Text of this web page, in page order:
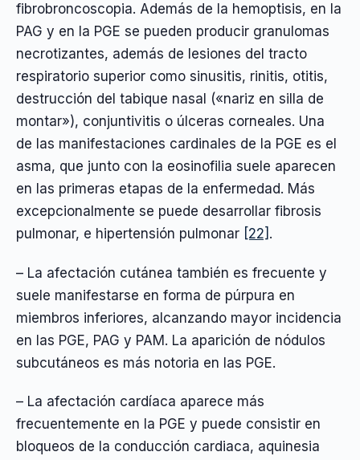
fibrobroncoscopia. Además de la hemoptisis, en la
PAG y en la PGE se pueden producir granulomas
necrotizantes, además de lesiones del tracto
respiratorio superior como sinusitis, rinitis, otitis,
destrucción del tabique nasal («nariz en silla de
montar»), conjuntivitis o úlceras corneales. Una
de las manifestaciones cardinales de la PGE es el
asma, que junto con la eosinofilia suele aparecen
en las primeras etapas de la enfermedad. Más
excepcionalmente se puede desarrollar fibrosis
pulmonar, e hipertensión pulmonar [22] .
– La afectación cutánea también es frecuente y
suele manifestarse en forma de púrpura en
miembros inferiores, alcanzando mayor incidencia
en las PGE, PAG y PAM. La aparición de nódulos
subcutáneos es más notoria en las PGE.
– La afectación cardíaca aparece más
frecuentemente en la PGE y puede consistir en
bloqueos de la conducción cardiaca, aquinesia